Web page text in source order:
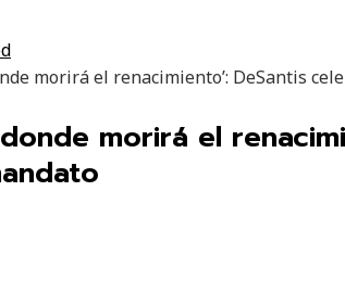
morirá el renacimiento’: DeSantis
morirá el